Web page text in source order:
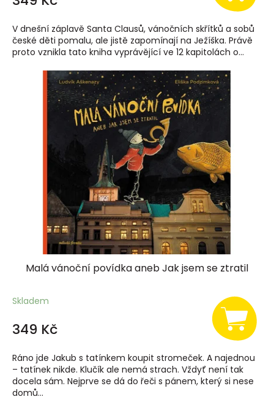
V dnešní záplavě Santa Clausů, vánočních skřítků a sobů
české děti pomalu, ale jistě zapomínají na Ježíška. Právě
proto vznikla tato kniha vyprávějící ve 12 kapitolách o...
Malá vánoční povídka aneb Jak jsem se ztratil
Skladem
349 Kč
Ráno jde Jakub s tatínkem koupit stromeček. A najednou
– tatínek nikde. Klučík ale nemá strach. Vždyť není tak
docela sám. Nejprve se dá do řeči s pánem, který si nese
domů...